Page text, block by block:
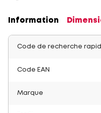
Information
Code de recherche
Code EAN
Marque